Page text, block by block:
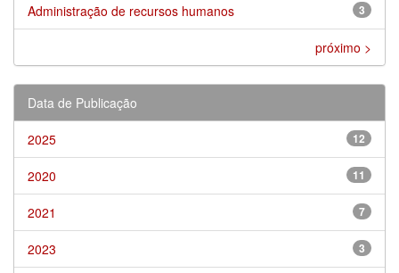
3
Administração de recursos humanos
próximo >
Data de Publicação
12
2025
11
2020
7
2021
3
2023